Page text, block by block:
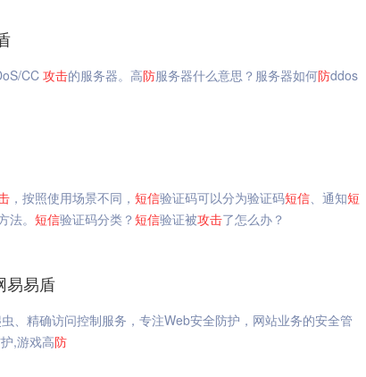
CC 攻击的服务器。高防服务器什么意思？服务器如何防ddos
，按照使用场景不同， 短信验证码可以分为验证码短信、通知短
法。 短信验证码分类？ 短信验证被攻击了怎么办？
易易盾
、精确访问控制服务，专注Web安全防护，网站业务的安全管
,游戏高防